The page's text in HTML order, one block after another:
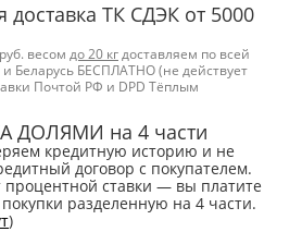
доставка ТК СДЭК от 5000
весом до 20 кг доставляем по всей
и Беларусь БЕСПЛАТНО (не действует
Почтой РФ и DPD Тёплым
ДОЛЯМИ на 4 части
кредитную историю и не
договор с покупателем.
ставки — вы платите
разделенную на 4 части.
)